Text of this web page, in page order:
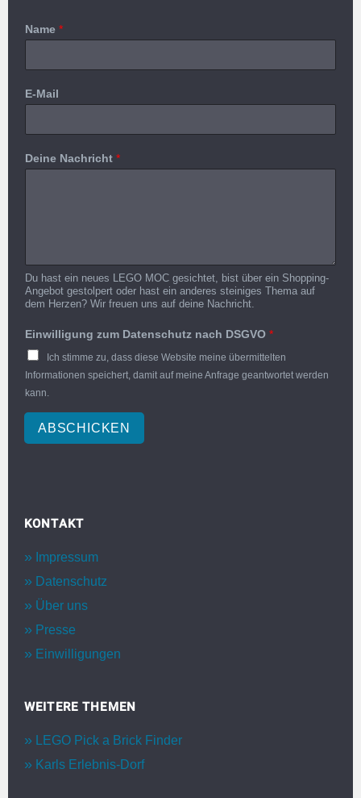
Name *
E-Mail
Deine Nachricht *
Du hast ein neues LEGO MOC gesichtet, bist über ein Shopping-
Angebot gestolpert oder hast ein anderes steiniges Thema auf
dem Herzen? Wir freuen uns auf deine Nachricht.
Einwilligung zum Datenschutz nach DSGVO *
Ich stimme zu, dass diese Website meine übermittelten
Informationen speichert, damit auf meine Anfrage geantwortet werden
kann.
ABSCHICKEN
KONTAKT
Impressum
Datenschutz
Über uns
Presse
Einwilligungen
WEITERE THEMEN
LEGO Pick a Brick Finder
Karls Erlebnis-Dorf